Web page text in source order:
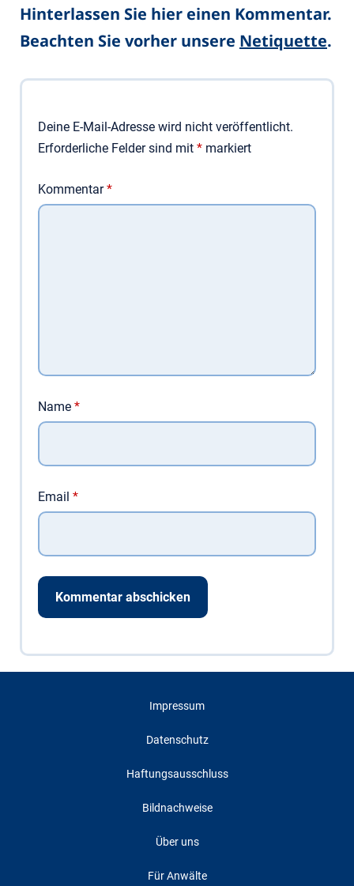
Hinterlassen Sie hier einen Kommentar.
Beachten Sie vorher unsere Netiquette.
Deine E-Mail-Adresse wird nicht veröffentlicht.
Erforderliche Felder sind mit * markiert
Kommentar*
Name *
Email *
Impressum
Datenschutz
Haftungsausschluss
Bildnachweise
Über uns
Für Anwälte